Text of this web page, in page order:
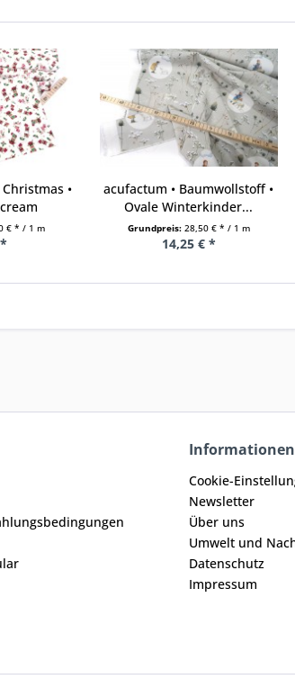
•
€ * / 1 m
acufactum • Baumwollstoff •
Ovale Winterkinder...
Grundpreis: 28,50 € * / 1 m
14,25 € *
Informationen
Cookie-
Newsletter
Über uns
Umwelt und
Datenschutz
Impressum